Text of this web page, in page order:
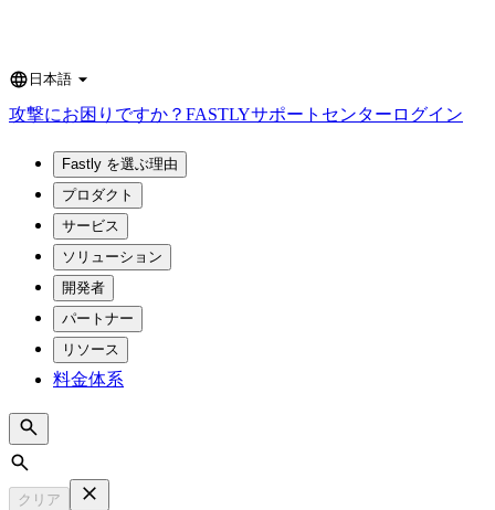
Language
日本語
攻撃にお困りですか？ FASTLYサポートセンター ログイン
Fastly を選ぶ理由
プロダクト
サービス
ソリューション
開発者
パートナー
リソース
料金体系
Search
クリア